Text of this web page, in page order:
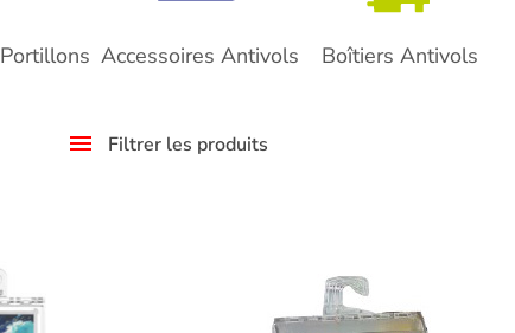
Accessoires Antivols Boîtiers Antivols
Filtrer les produits